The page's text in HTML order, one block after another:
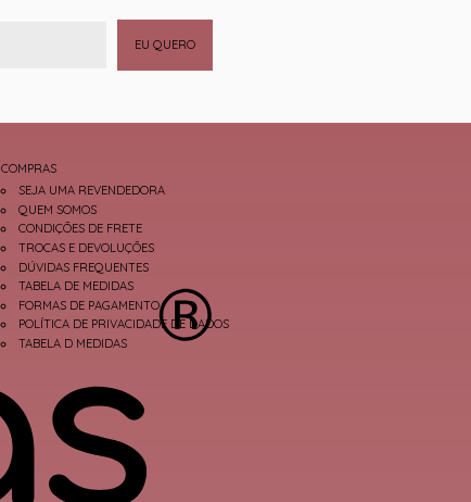
EU QUERO
COMPRAS
SEJA UMA REVENDEDORA
QUEM SOMOS
CONDIÇÕES DE FRETE
TROCAS E DEVOLUÇÕES
DÚVIDAS FREQUENTES
TABELA DE MEDIDAS
FORMAS DE PAGAMENTO
POLÍTICA DE PRIVACIDADE DE DADOS
TABELA D MEDIDAS